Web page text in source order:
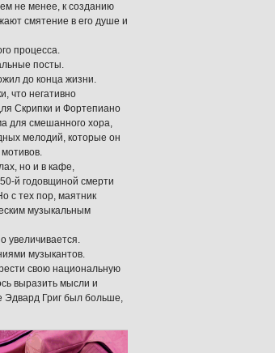
не менее, к созданию
смятение в его душе и
процесса.
посты.
до конца жизни.
что негативно
Скрипки и Фортепиано
для смешанного хора,
мелодий, которые он
но и в кафе,
й годовщиной смерти
с тех пор, маятник
музыкальным
увеличивается.
музыкантов.
свою национальную
выразить мысли и
Эдвард Григ был больше,